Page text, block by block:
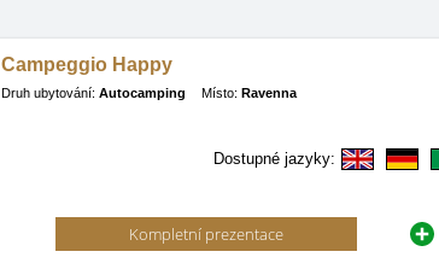
Campeggio Happy
Druh ubytování: Autocamping Místo: Ravenna
Dostupné jazyky:
Kompletní prezentace